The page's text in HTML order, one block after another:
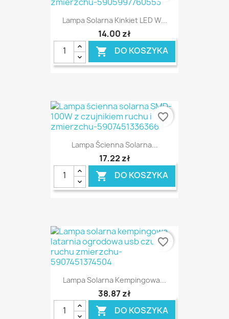
Lampa Solarna Kinkiet LED W...
14,00 zł
 DO KOSZYKA
Lampa Ścienna Solarna...
17,22 zł
 DO KOSZYKA
favorite_border
Lampa Solarna Kempingowa...
38,87 zł
 DO KOSZYKA
favorite_border